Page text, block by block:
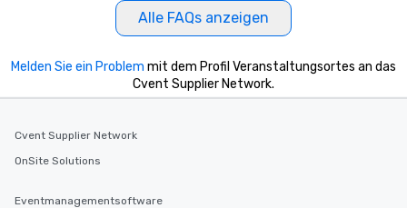
Alle FAQs anzeigen
Melden Sie ein Problem mit dem Profil Veranstaltungsortes an das
Cvent Supplier Network.
Cvent Supplier Network
OnSite Solutions
Eventmanagementsoftware